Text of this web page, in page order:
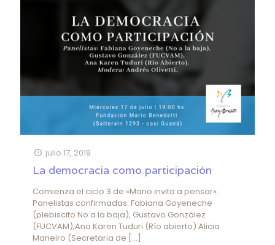
julio 17, 2019
La democracia como participación
Comienza el ciclo 3 de «Mario invita a pensar».
Panelistas confirmadas: Fabiana Goyeneche
(plebiscito No a la baja), Gustavo González
(FUCVAM),Ana Karen Tuduri (Río abierto).Alicia
Maneiro (Secretaria de […]